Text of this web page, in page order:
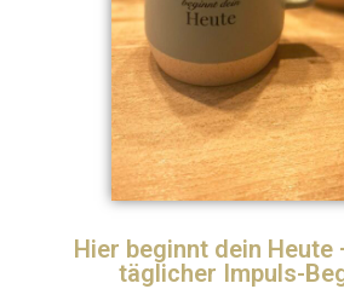
Hier beginnt dein Heute
täglicher Impuls-